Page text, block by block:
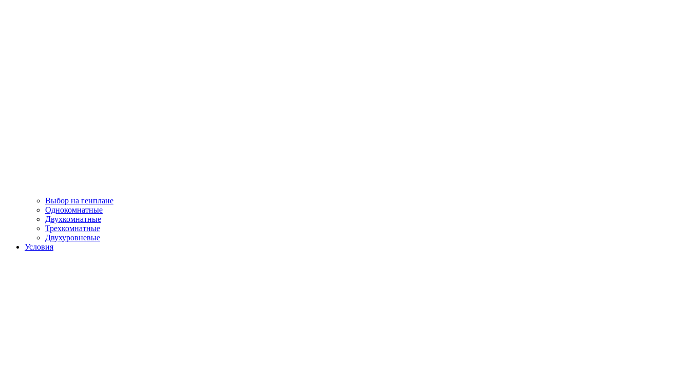
Выбор на генплане
Однокомнатные
Двухкомнатные
Трехкомнатные
Двухуровневые
Условия